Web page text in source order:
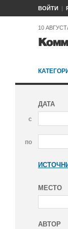
ВОЙТИ
10
ДАТА
с
по
МЕСТО
АВТОР